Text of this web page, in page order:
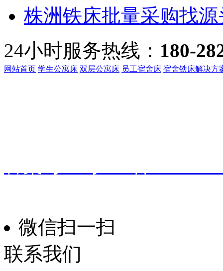
株洲铁床批量采购找
24小时服务热线： 180-
网站首页 学生公寓床 双层公寓床 员工宿舍床 宿舍铁床解决方
微信扫一扫
联系我们